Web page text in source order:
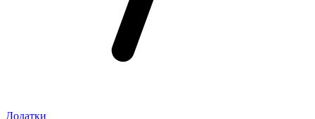
Додатки